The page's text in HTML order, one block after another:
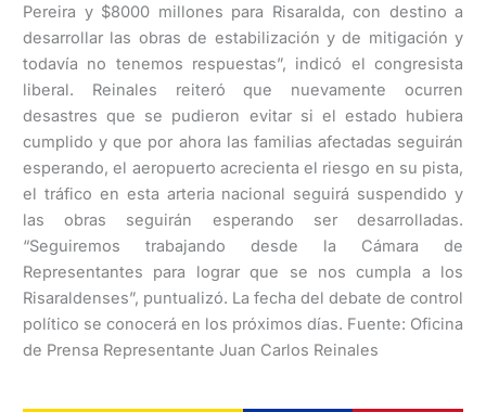
Pereira y $8000 millones para Risaralda, con destino a
desarrollar las obras de estabilización y de mitigación y
todavía no tenemos respuestas”, indicó el congresista
liberal. Reinales reiteró que nuevamente ocurren
desastres que se pudieron evitar si el estado hubiera
cumplido y que por ahora las familias afectadas seguirán
esperando, el aeropuerto acrecienta el riesgo en su pista,
el tráfico en esta arteria nacional seguirá suspendido y
las obras seguirán esperando ser desarrolladas.
“Seguiremos trabajando desde la Cámara de
Representantes para lograr que se nos cumpla a los
Risaraldenses”, puntualizó. La fecha del debate de control
político se conocerá en los próximos días. Fuente: Oficina
de Prensa Representante Juan Carlos Reinales